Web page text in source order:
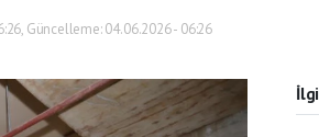
Güncelleme: 04.06.2026 - 06:26